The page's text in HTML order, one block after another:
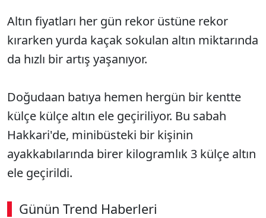
Altın fiyatları her gün rekor üstüne rekor
kırarken yurda kaçak sokulan altın miktarında
da hızlı bir artış yaşanıyor.
Doğudaan batıya hemen hergün bir kentte
külçe külçe altın ele geçiriliyor. Bu sabah
Hakkari'de, minibüsteki bir kişinin
ayakkabılarında birer kilogramlık 3 külçe altın
ele geçirildi.
Günün Trend Haberleri